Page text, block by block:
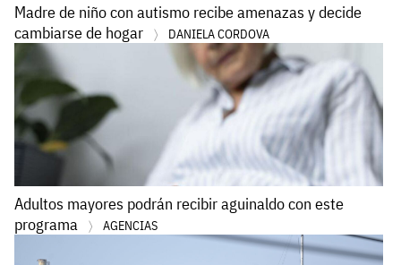
Madre de niño con autismo recibe amenazas y decide
cambiarse de hogar
DANIELA CORDOVA
Adultos mayores podrán recibir aguinaldo con este
programa
AGENCIAS